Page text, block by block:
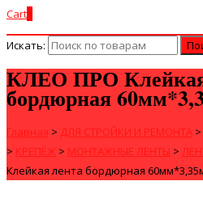
Cart
Искать:
КЛЕО ПРО
бордюрная
Главная > ДЛЯ СТРОЙКИ И РЕМОНТА >
> КРЕПЁЖ > МОНТАЖНЫЕ ЛЕНТЫ >
Клейкая лента бордюрная